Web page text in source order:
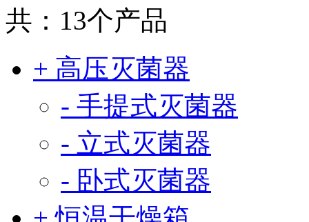
共：13个产品
+ 高压灭菌器
- 手提式灭菌器
- 立式灭菌器
- 卧式灭菌器